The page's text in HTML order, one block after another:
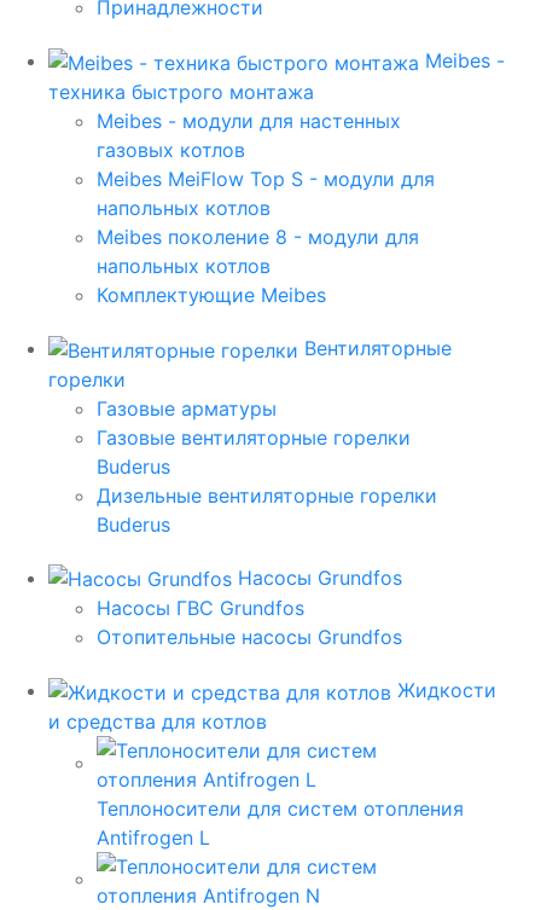
Принадлежности
Meibes -
техника быстрого монтажа
Meibes - модули для настенных
газовых котлов
Meibes MeiFlow Top S - модули для
напольных котлов
Meibes поколение 8 - модули для
напольных котлов
Комплектующие Meibes
Вентиляторные
горелки
Газовые арматуры
Газовые вентиляторные горелки
Buderus
Дизельные вентиляторные горелки
Buderus
Насосы Grundfos
Насосы ГВС Grundfos
Отопительные насосы Grundfos
Жидкости
и средства для котлов
Теплоносители для систем отопления
Antifrogen L